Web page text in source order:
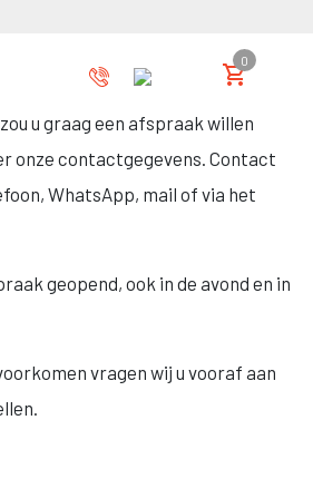
0
u graag een afspraak willen
onze contactgegevens. Contact
WhatsApp, mail of via het
geopend, ook in de avond en in
vragen wij u vooraf aan